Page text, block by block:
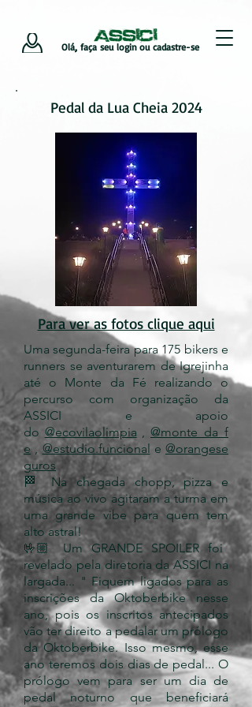
,
Olá, faça seu login ou cadastre-se
Pedal da Lua Cheia 2024
Para ver as fotos clique aqui
Uma segunda-feira para 175 bikers e
runners se aventurarem de Igrejinha
até o Monte da Fé realizando o
percurso com organização da
ASSICI e apoio
do @ecovilaolimpia ,@monte_da_f
e, @estudio.funcional e @orangese
guros
🏁 Na chegada chopp, pizza e
música ao vivo agitaram a turma em
uma grande vibe para quem tem
alto astral!
🤟🏼 Um GRANDE SPOILER foi
revelado pela diretoria da ASSICI na
largada... " Fiquem ligados para as
inscrições da Oktoberbike nesse
ano, pois os inscritos antecipados
vão ter direito a pedalar um prólogo
da Oktoberbike. Isso mesmo, esse
ano teremos dois dias de pedal... O
prólogo vem para ser um dia de
pedal noturno que beneficiará